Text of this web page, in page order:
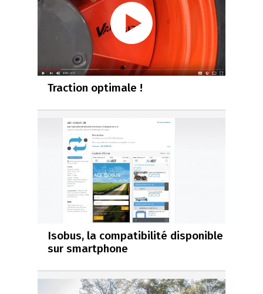
Traction optimale !
Isobus, la compatibilité disponible
sur smartphone